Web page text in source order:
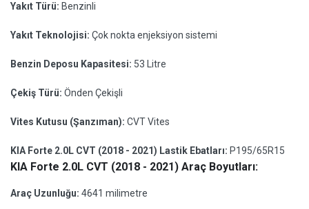
Yakıt Türü: Benzinli
Yakıt Teknolojisi: Çok nokta enjeksiyon sistemi
Benzin Deposu Kapasitesi: 53 Litre
Çekiş Türü: Önden Çekişli
Vites Kutusu (Şanzıman): CVT Vites
KIA Forte 2.0L CVT (2018 - 2021) Lastik Ebatları: P195/65R15
KIA Forte 2.0L CVT (2018 - 2021) Araç Boyutları:
Araç Uzunluğu: 4641 milimetre